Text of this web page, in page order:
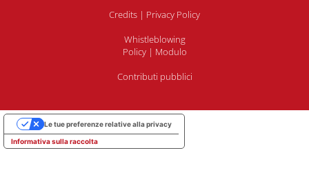
Credits | Privacy Policy
Whistleblowing
Policy| Modulo
Contributi pubblici
Informativa sulla raccolta
Le tue preferenze relative alla privacy